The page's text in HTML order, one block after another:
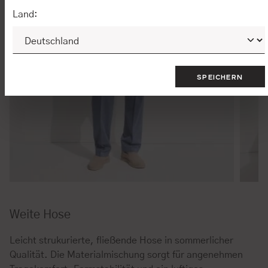
Weite Hose
Leicht strukurierte, fließende Hose in sommerlicher
Qualität. Die Materialmischung sorgt für angenehmen
Land:
SPEICHERN